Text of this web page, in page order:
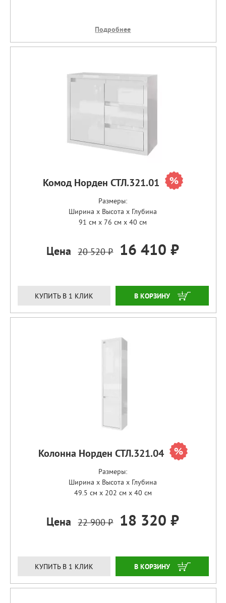
Подробнее
Комод Норден СТЛ.321.01
Размеры:
Ширина x Высота x Глубина
91 см x 76 см x 40 см
Цена 20 520 ₽ 16 410 ₽
КУПИТЬ В 1 КЛИК ЗАКАЗАТЬ
Колонна Норден СТЛ.321.04
Размеры:
Ширина x Высота x Глубина
49.5 см x 202 см x 40 см
Цена 22 900 ₽ 18 320 ₽
КУПИТЬ В 1 КЛИК ЗАКАЗАТЬ